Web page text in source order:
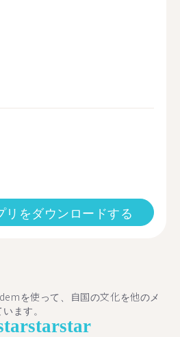
リをダウンロードする
を使って、自国の文化を他のメ
ます。
starstar